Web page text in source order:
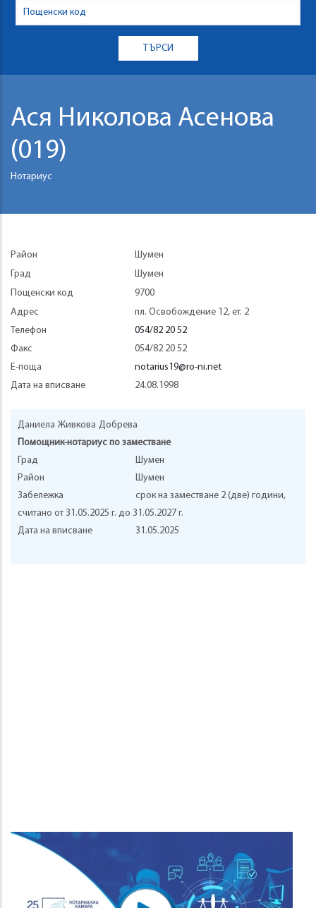
Ася Николова Асенова
(019)
Нотариус
Район
Шумен
Град
Шумен
Пощенски код
9700
Адрес
пл. Освобождение 12, ет. 2
Телефон
054/82 20 52
Факс
054/82 20 52
Е-поща
notarius19@ro-ni.net
Дата на вписване
24.08.1998
Даниела Живкова Добрева
Помощник-нотариус по заместване
Град
Шумен
Район
Шумен
Забележка
срок на заместване 2 (две) години,
считано от 31.05.2025 г. до 31.05.2027 г.
Дата на вписване
31.05.2025